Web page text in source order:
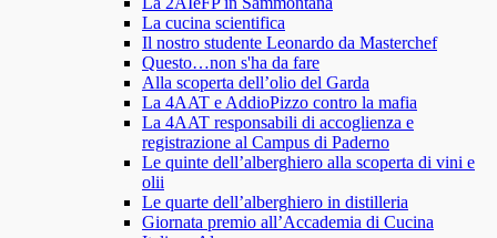
La cucina scientifica
Il nostro studente Leonardo da Masterchef
Questo…non s'ha da fare
Alla scoperta dell’olio del Garda
La 4AAT e AddioPizzo contro la mafia
La 4AAT responsabili di accoglienza e
registrazione al Campus di Paderno
Le quinte dell’alberghiero alla scoperta di vini e
olii
Le quarte dell’alberghiero in distilleria
Giornata premio all’Accademia di Cucina